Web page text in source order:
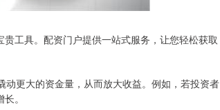
工具。配资门户提供一站式服务，让您轻松获取
更大的资金量，从而放大收益。例如，若投资者
。